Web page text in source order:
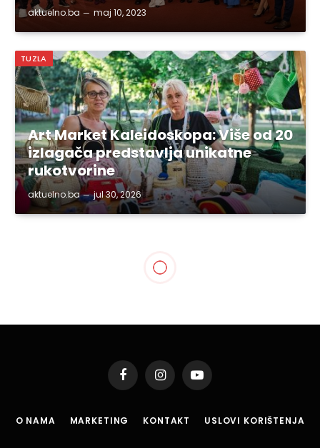
aktuelno.ba maj 10, 2023
TUZLA
Art Market Kaleidoskopa: Više od 20
izlagača predstavlja unikatne
rukotvorine
aktuelno.ba jul 30, 2026
FacebookInstagramYouTube
O NAMA MARKETING KONTAKT USLOVI KORIŠTENJA